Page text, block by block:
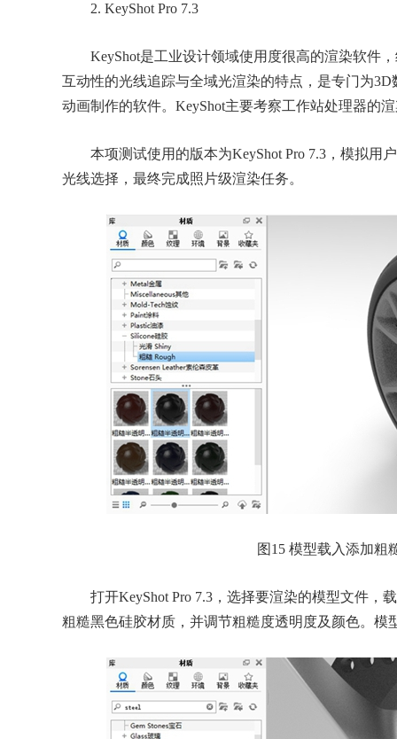
2. KeyShot Pro 7.3
KeyShot是工业设计领域使用度很高的渲染软件，
互动性的光线追踪与全域光渲染的特点，是专门为
动画制作的软件。KeyShot主要考察工作站处理器的
本项测试使用的版本为KeyShot Pro 7.3，模拟用
光线选择，最终完成照片级渲染任务。
图15 模型载入添加粗
打开KeyShot Pro 7.3，选择要渲染的模型文件，
粗糙黑色硅胶材质，并调节粗糙度透明度及颜色。模